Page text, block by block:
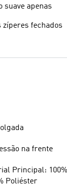
suave apenas
zíperes fechados
na frente
Principal:
Poliéster